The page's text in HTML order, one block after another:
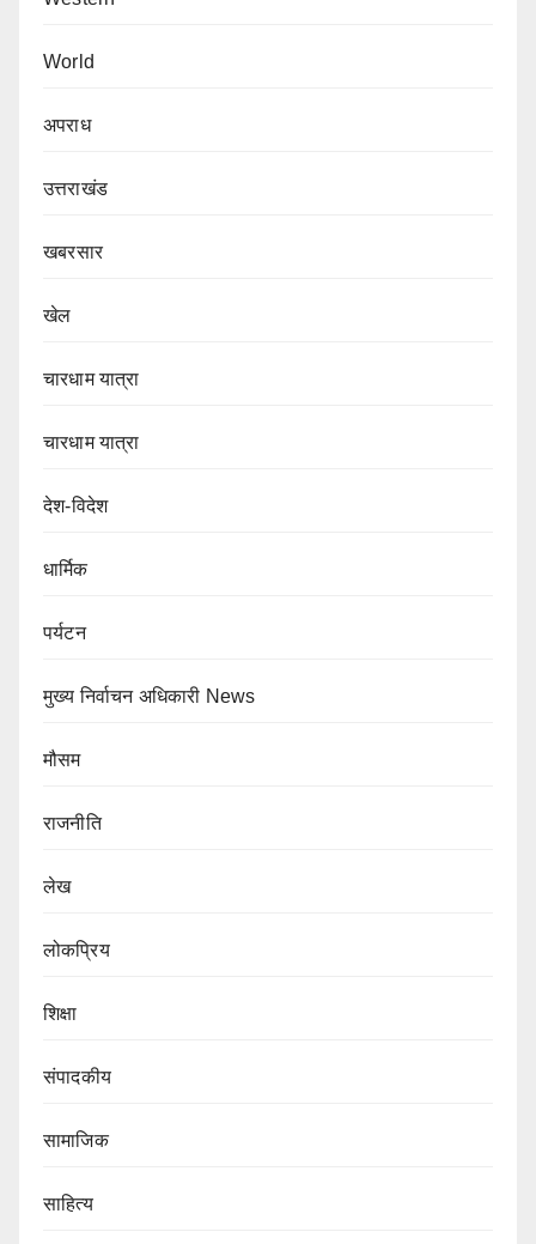
World
अपराध
उत्तराखंड
खबरसार
खेल
चारधाम यात्रा
चारधाम यात्रा
देश-विदेश
धार्मिक
पर्यटन
मुख्य निर्वाचन अधिकारी News
मौसम
राजनीति
लेख
लोकप्रिय
शिक्षा
संपादकीय
सामाजिक
साहित्य